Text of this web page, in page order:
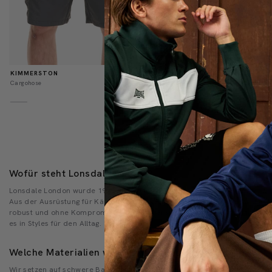
KIMMERSTON
Cargohose
Normaler Preis
€44,90 EUR
BETHERSDEN
Wofür steht Lonsdale London?
Lonsdale London wurde 1960 im Boxsport geboren und ist bis heute
Aus der Ausrüstung für Kämpfer wurde eine Marke, die Streetwear
robust und ohne Kompromisse bei der Verarbeitung. Jede Kollektion
es in Styles für den Alltag.
Welche Materialien werden verwendet?
Wir setzen auf schwere Baumwolljersey-Qualitäten, angeraute